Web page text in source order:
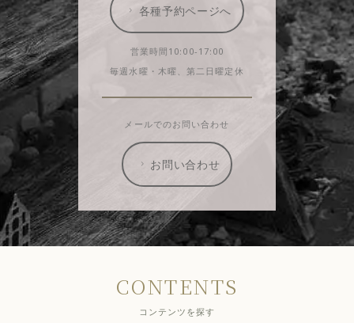
各種予約ページへ
営業時間10:00-17:00
毎週水曜・木曜、第二日曜定休
メールでのお問い合わせ
お問い合わせ
CONTENTS
コンテンツを探す